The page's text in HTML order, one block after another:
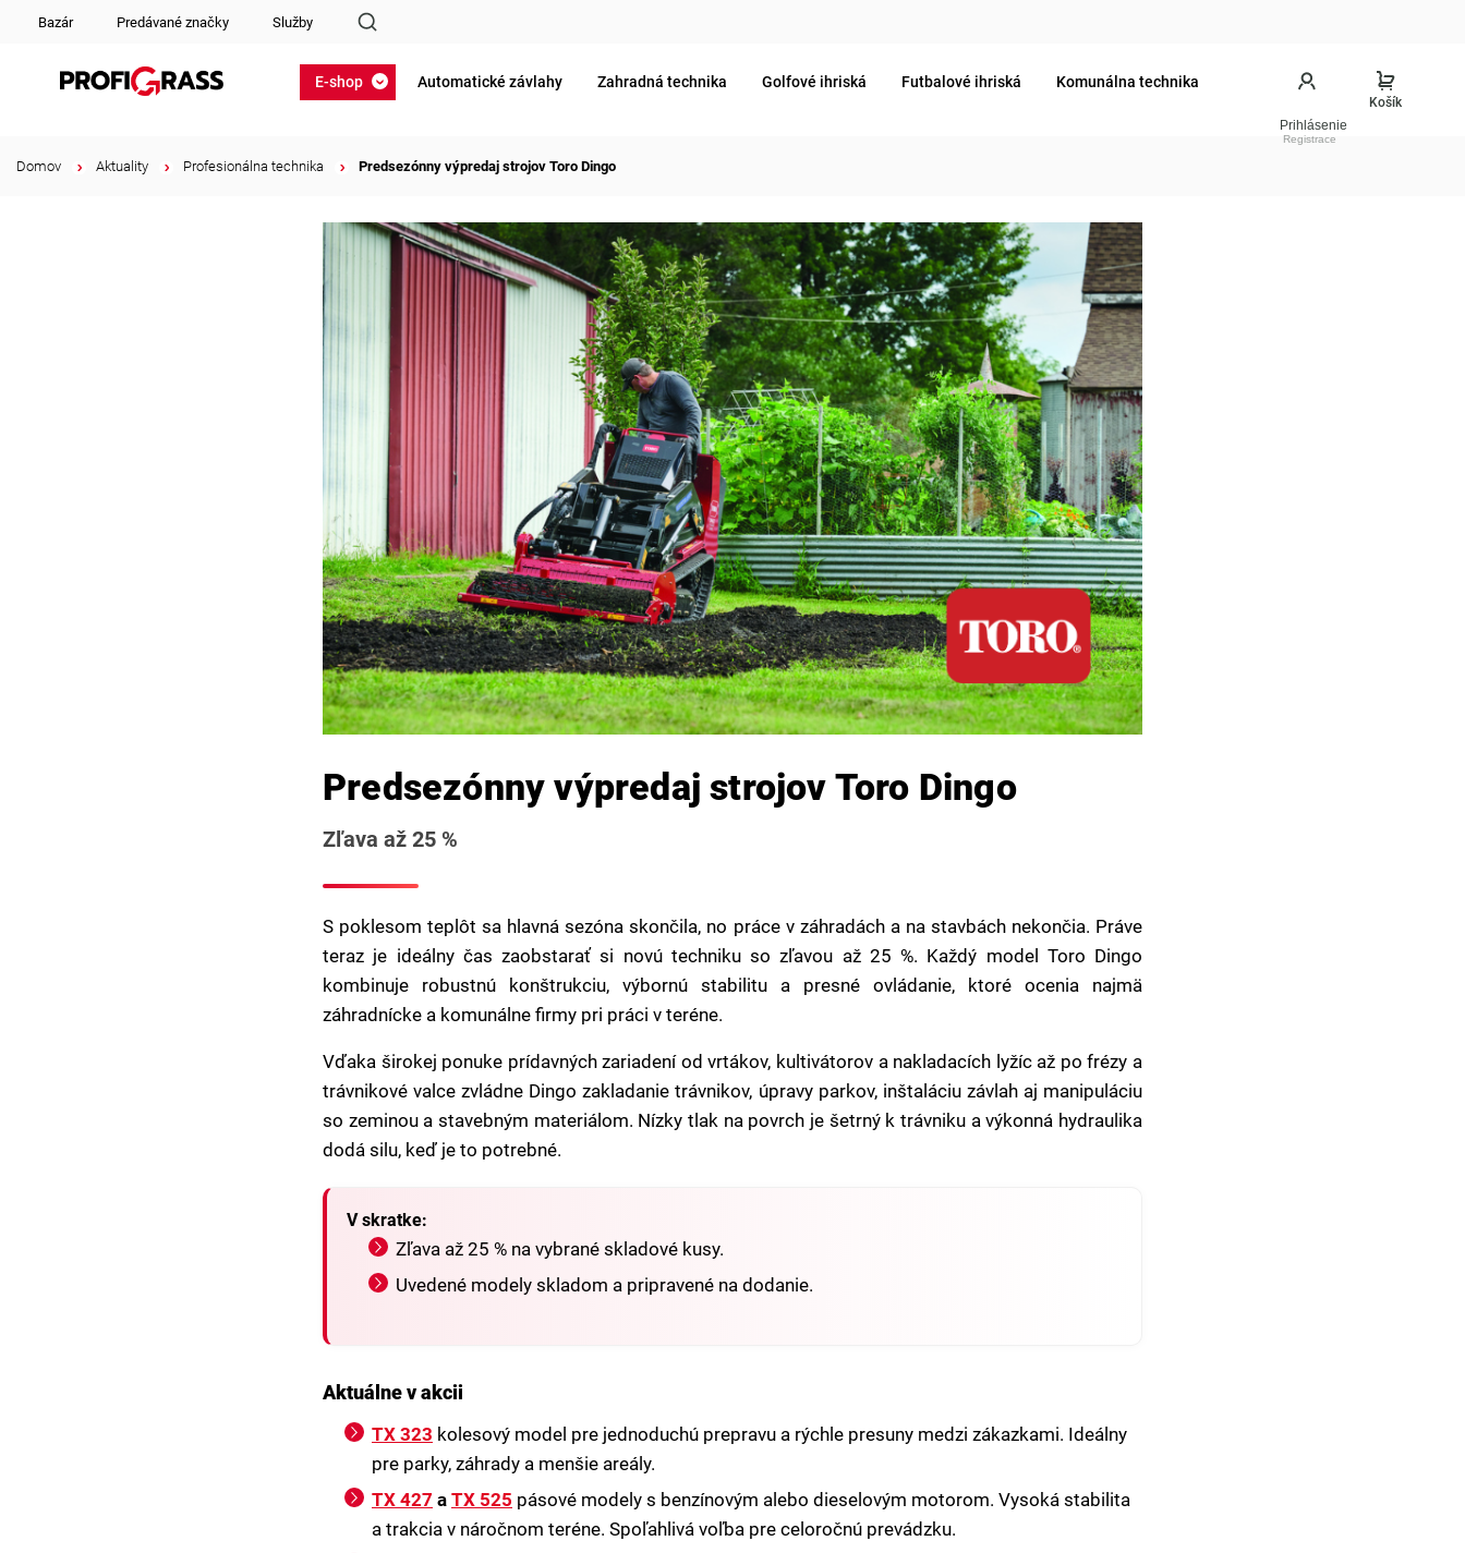
Bazár Predávané značky Služby
Prihlásenie
E-shop Automatické závlahy Zahradná technika Golfové ihriská Futbalové ihriská Komunálna technika
Domov Aktuality Profesionálna technika Predsezónny výpredaj strojov Toro Dingo
Predsezónny výpredaj strojov Toro Dingo
Zľava až 25 %
S poklesom teplôt sa hlavná sezóna skončila, no práce v záhradách a na stavbách nekončia. Práve
teraz je ideálny čas zaobstarať si novú techniku so zľavou až 25 %. Každý model Toro Dingo
kombinuje robustnú konštrukciu, výbornú stabilitu a presné ovládanie, ktoré ocenia najmä
záhradnícke a komunálne firmy pri práci v teréne.
Vďaka širokej ponuke prídavných zariadení od vrtákov, kultivátorov a nakladacích lyžíc až po frézy a
trávnikové valce zvládne Dingo zakladanie trávnikov, úpravy parkov, inštaláciu závlah aj manipuláciu
so zeminou a stavebným materiálom. Nízky tlak na povrch je šetrný k trávniku a výkonná hydraulika
dodá silu, keď je to potrebné.
V skratke:
Zľava až 25 % na vybrané skladové kusy.
Uvedené modely skladom a pripravené na dodanie.
Aktuálne v akcii
TX 323 kolesový model pre jednoduchú prepravu a rýchle presuny medzi zákazkami. Ideálny
pre parky, záhrady a menšie areály.
TX 427 a TX 525 pásové modely s benzínovým alebo dieselovým motorom. Vysoká stabilita
a trakcia v náročnom teréne. Spoľahlivá voľba pre celoročnú prevádzku.